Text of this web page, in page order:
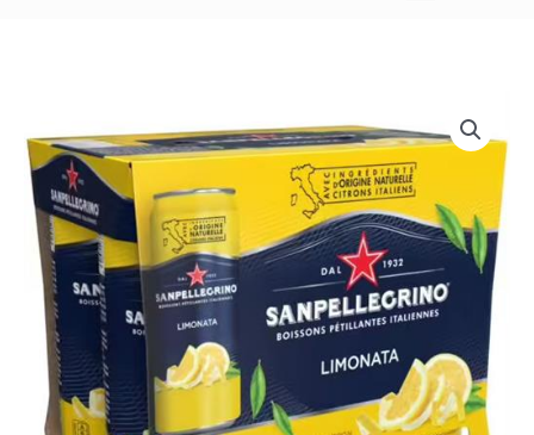
Pellegrino
Limonata
6x33cl
—
Sleek
Blikjes
Citroensmaak
Limonade
aantal